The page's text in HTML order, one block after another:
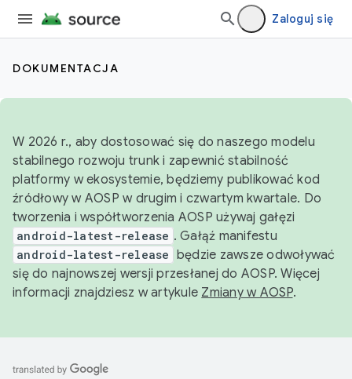
Zaloguj się
DOKUMENTACJA
W 2026 r., aby dostosować się do naszego modelu
stabilnego rozwoju trunk i zapewnić stabilność
platformy w ekosystemie, będziemy publikować kod
źródłowy w AOSP w drugim i czwartym kwartale. Do
tworzenia i współtworzenia AOSP używaj gałęzi
android-latest-release . Gałąź manifestu
android-latest-release będzie zawsze odwoływać
się do najnowszej wersji przesłanej do AOSP. Więcej
informacji znajdziesz w artykule Zmiany w AOSP.